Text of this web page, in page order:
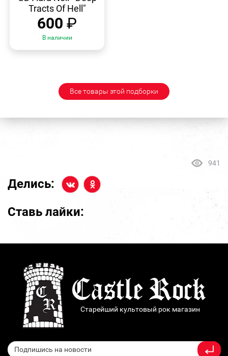
Tracts Of Hell"
600 ₽
В наличии
Все товары этой подборки
941
Делись:
Ставь лайки:
Старейший культовый рок магазин